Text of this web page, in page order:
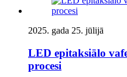
2025. gada 25. jūlijā
LED epitaksiālo
procesi